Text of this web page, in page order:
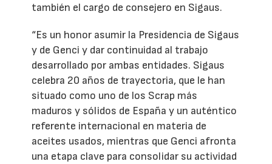
también el cargo de consejero en Sigaus.
“Es un honor asumir la Presidencia de Sigaus
y de Genci y dar continuidad al trabajo
desarrollado por ambas entidades. Sigaus
celebra 20 años de trayectoria, que le han
situado como uno de los Scrap más
maduros y sólidos de España y un auténtico
referente internacional en materia de
aceites usados, mientras que Genci afronta
una etapa clave para consolidar su actividad